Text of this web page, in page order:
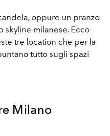
oppure un pranzo
skyline milanese. Ecco
tre location che per la
tutto sugli spazi
Milano